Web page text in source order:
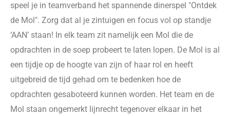
speel je in teamverband het spannende dinerspel "Ontdek
de Mol". Zorg dat al je zintuigen en focus vol op standje
‘AAN’ staan! In elk team zit namelijk een Mol die de
opdrachten in de soep probeert te laten lopen. De Mol is al
een tijdje op de hoogte van zijn of haar rol en heeft
uitgebreid de tijd gehad om te bedenken hoe de
opdrachten gesaboteerd kunnen worden. Het team en de
Mol staan ongemerkt lijnrecht tegenover elkaar in het